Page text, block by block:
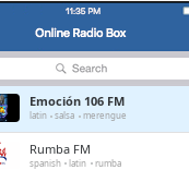
Emoción 106 FM
latin salsa merengue
Rumba FM
spanish latin rumba